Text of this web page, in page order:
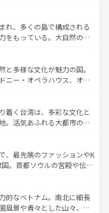
もできる。 なお、新
覧 を参照してほしい。
ッピング、エンターテイ
ポットだ。一方、アメリカ
ンドキャニオンやイエロー
と美食が融合した独特の
各地域で異なる魅力を楽
な歴史を感じることができ
メリカ
てほしい。
れ、多くの島で構成される
をもっている。大自然の神
の観光地といえばオアフ
らマウイ島やカウアイ島が
に輝く海をはじめ、豊かな
を迎えてくれるハワイの
やハワイアンミュージッ
すべてがハワイの魅力を彩
情報
しい。
と多様な文化が魅力の国。
ニー・オペラハウス、オー
るウルル（エアーズロッ
林やケアンズの熱帯雨林な
、カフェやワイン、オージ
おり、サーフィンやダイ
トドア好きにはたまらな
力を存分に味わいつくそ
着く台湾は、多彩な文化と
。活気あふれる大都市の台
湾東部など、都市の喧騒
、訪れる人に新しい発見と
、奥深い台湾の食文化も魅
、バラエティ豊かな料理
台湾情報は コンテンツ一覧を参
、最先端のファッションやK
。首都ソウルの宮殿や伝統
の自然美を楽しむことが
、絶品のストリートフード
っている。夜には、韓国な
的なベトナム。南北に細長
風景や青々とした山々、世